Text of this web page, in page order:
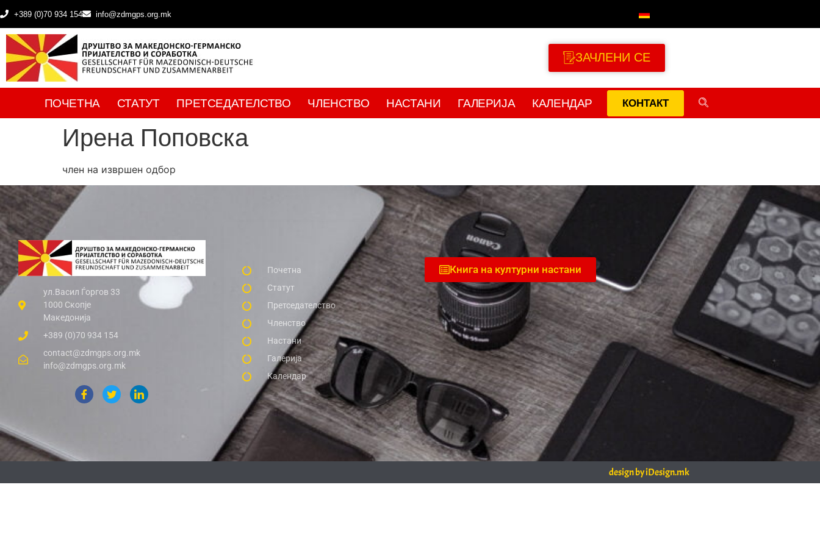
+389 (0)70 934 154 info@zdmgps.org.mk
ЗАЧЛЕНИ СЕ
ПОЧЕТНА СТАТУТ ПРЕТСЕДАТЕЛСТВО ЧЛЕНСТВО НАСТАНИ ГАЛЕРИЈА КАЛЕНДАР КОНТАКТ
Ирена Поповска
член на извршен одбор
ул.Васил Ѓоргов 33
1000 Скопје
Македонија
+389 (0)70 934 154
contact@zdmgps.org.mk
info@zdmgps.org.mk
Почетна
Статут
Претседателство
Членство
Настани
Галерија
Календар
Книга на културни настани
design by iDesign.mk